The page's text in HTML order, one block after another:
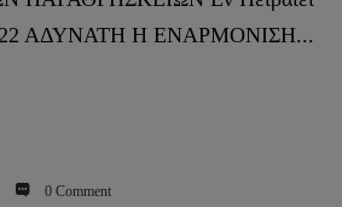
ΑΔΥΝΑΤΗ Η ΕΝΑΡΜΟΝΙΣΗ...
0 Comment